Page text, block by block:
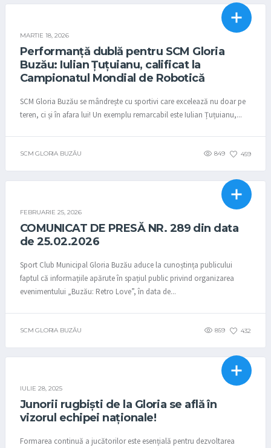
MARTIE 18, 2026
Performanță dublă pentru SCM Gloria
Buzău: Iulian Țuțuianu, calificat la
Campionatul Mondial de Robotică
SCM Gloria Buzău se mândrește cu sportivi care excelează nu doar pe
teren, ci și în afara lui! Un exemplu remarcabil este Iulian Țuțuianu,...
SCM GLORIA BUZĂU 849 459
FEBRUARIE 25, 2026
COMUNICAT DE PRESĂ NR. 289 din data
de 25.02.2026
Sport Club Municipal Gloria Buzău aduce la cunoștința publicului
faptul că informațiile apărute în spațiul public privind organizarea
evenimentului „Buzău: Retro Love”, în data de...
SCM GLORIA BUZĂU 859 432
IULIE 28, 2025
Junorii rugbiști de la Gloria se află în
vizorul echipei naționale!
Formarea continuă a jucătorilor este esențială pentru dezvoltarea